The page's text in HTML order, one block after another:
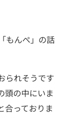
もんぺ」の話
られそうです
頭の中にいま
合っておりま